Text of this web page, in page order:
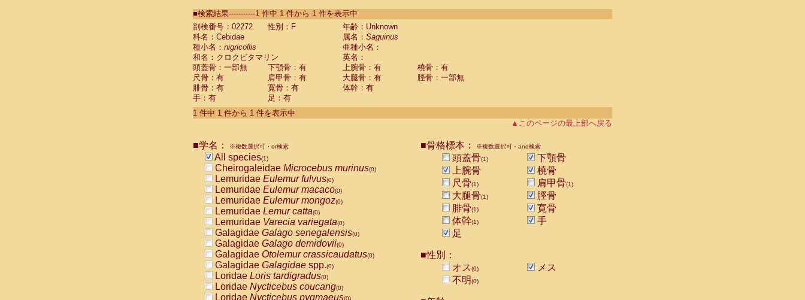
CebidaeSaguinus labiatus(0)
Cebidae Saguinus leucopus (0)
Cebidae
CebidaeSaguinus mystax
CebidaeSaguinus nigricollis (1)
Cebidae Saguinus oedipus
Cebidae Saguinus weddelli
Cebidae Saguinusspp.
Cebidae Aotus trivirgatus
Cebidae Cebus albifrons
CebidaeCebus nigrivittatus
CebidaeCebus
CebidaeSaimiri boliviensis(0)
CebidaeSaimiri sciureus(0)
AtelidaeAlouatta caraya(0)
AtelidaeAlouatta fusca(0)
AtelidaeAlouatta seniculus
AtelidaeAlouattaspp.(0)
AtelidaeAteles belzebuth(0)
AtelidaeAteles geoffroyi(0)
AtelidaeAteles paniscus(0)
AtelidaeAtelesspp.(0)
Atelidae Lagothrix lagothricha
AtelidaeLagothrix lagothricha cana
PitheciidaeCacajao calvus rubicundus
■検索結果-----------1 件中 1 件から 1 件を表示中
剖検番号：02272
性別：F
年齢：Unknown
科名：Cebidae
属名： Saguinus
種小名： nigricollis
亜種小名：
和名：クロクビタマリン
英名：
頭蓋骨：一部無
下顎骨：有 上腕骨：有
橈骨：有
尺骨：有
肩甲骨：有 大腿骨：有
脛骨：一部無
腓骨：有
寛骨：有
体幹：有
手：有
足：有
1 件中 1 件から 1 件を表示中
▲このページの最上部へ戻る
■学名： ※複数選択可・or検索
All species(1)
Cheirogaleidae Microcebus murinus(0)
Lemuridae Eulemur fulvus(0)
Lemuridae Eulemur macaco(0)
Lemuridae Eulemur mongoz(0)
Lemuridae Lemur catta(0)
Lemuridae Varecia variegata(0)
Galagidae Galago senegalensis(0)
Galagidae Galago demidovii(0)
Galagidae Otolemur crassicaudatus(0)
Galagidae Galagidae spp.(0)
Loridae Loris tardigradus(0)
Loridae Nycticebus coucang(0)
Loridae Nycticebus pygmaeus(0)
■骨格標本： ※複数選択可・and検索
頭蓋骨(1)
下顎骨
上腕骨
橈骨
尺骨(1) 肩甲骨(1)
大腿骨(1)
脛骨
腓骨(1)
寛骨
体幹(1)
手
足
■性別：
オス(0)
メス
不明(0)